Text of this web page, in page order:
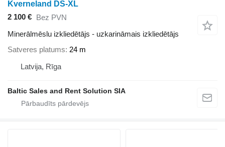
Kverneland DS-XL
2 100 € Bez PVN
Minerālmēslu izkliedētājs - uzkarināmais izkliedētājs
Satveres platums 24 m
Latvija, Rīga
Baltic Sales and Rent Solution SIA